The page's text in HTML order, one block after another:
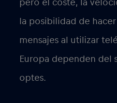
pero el coste, la
la posibilidad de
mensajes al utilizar
Europa dependen del
optes.